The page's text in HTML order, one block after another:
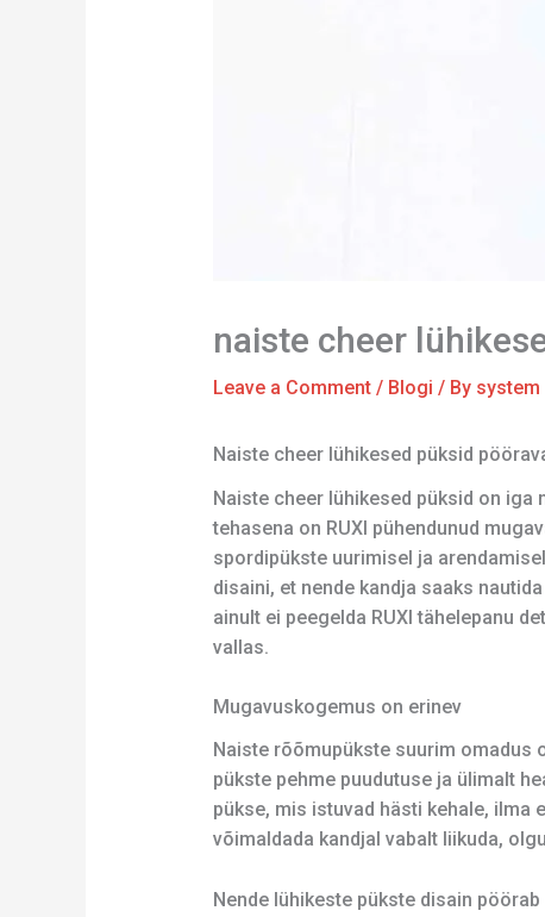
naiste cheer
Leave a Comment / Blogi / By system
Naiste cheer lühikesed püksid
Naiste cheer lühikesed püksid on
tehasena on RUXI pühendunud
spordipükste uurimisel ja
disaini, et nende kandja saaks
ainult ei peegelda RUXI tähelepanu
vallas.
Mugavuskogemus on erinev
Naiste rõõmupükste suurim omadus
pükste pehme puudutuse ja ülimalt
pükse, mis istuvad hästi kehale, ilma
võimaldada kandjal vabalt liikuda,
Nende lühikeste pükste disain